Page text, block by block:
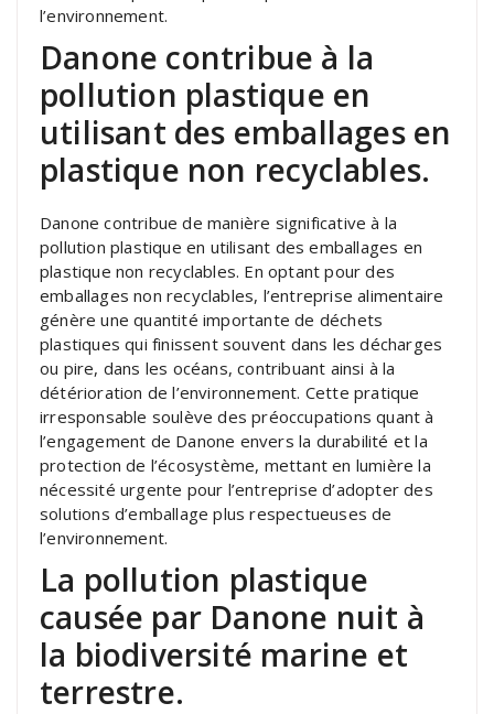
l’environnement.
Danone contribue à la
pollution plastique en
utilisant des emballages en
plastique non recyclables.
Danone contribue de manière significative à la
pollution plastique en utilisant des emballages en
plastique non recyclables. En optant pour des
emballages non recyclables, l’entreprise alimentaire
génère une quantité importante de déchets
plastiques qui finissent souvent dans les décharges
ou pire, dans les océans, contribuant ainsi à la
détérioration de l’environnement. Cette pratique
irresponsable soulève des préoccupations quant à
l’engagement de Danone envers la durabilité et la
protection de l’écosystème, mettant en lumière la
nécessité urgente pour l’entreprise d’adopter des
solutions d’emballage plus respectueuses de
l’environnement.
La pollution plastique
causée par Danone nuit à
la biodiversité marine et
terrestre.